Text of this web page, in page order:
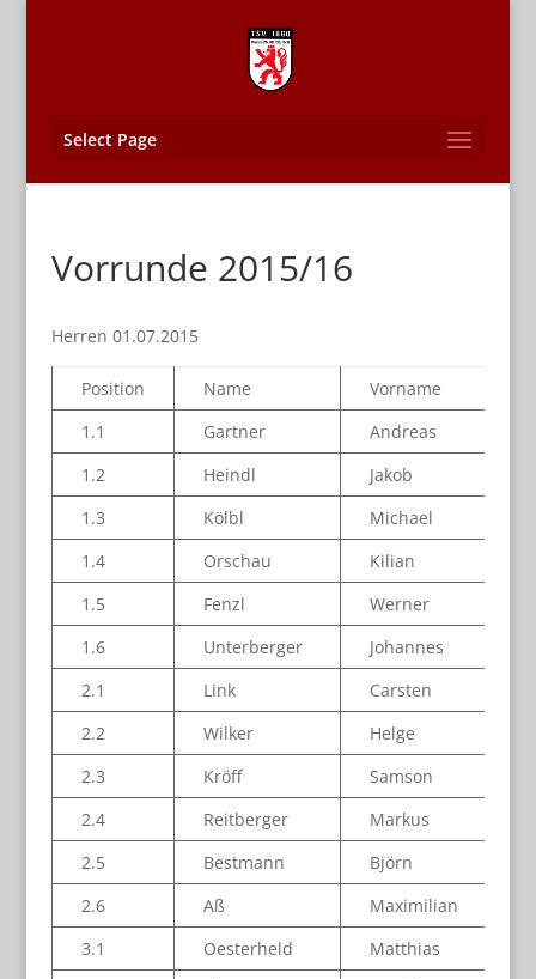
Select Page
Vorrunde 2015/16
Herren 01.07.2015
Position Name
Vorname
1.1
Gartner
Andreas
1.2
Heindl
Jakob
1.3
Kölbl
Michael
1.4
Orschau
Kilian
1.5
Fenzl
Werner
1.6
Unterberger
Johannes
2.1
Link
Carsten
2.2
Wilker
Helge
2.3
Kröff
Samson
2.4
Reitberger
Markus
2.5
Bestmann
Björn
2.6
Aß
Maximilian
3.1
Oesterheld
Matthias